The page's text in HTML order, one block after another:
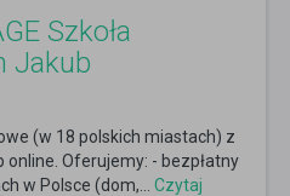
Szkoła
Jakub
(w 18 polskich miastach) z
online. Oferujemy: - bezpłatny
w Polsce (dom,...
Czytaj